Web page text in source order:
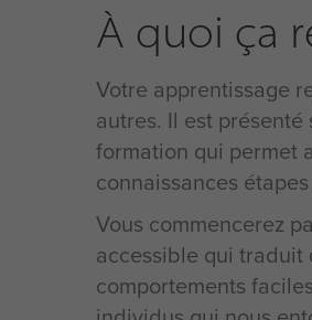
À quoi ça
Votre apprentissage
autres. Il est
formation qui permet
connaissances
Vous commencerez
accessible qui traduit
comportements